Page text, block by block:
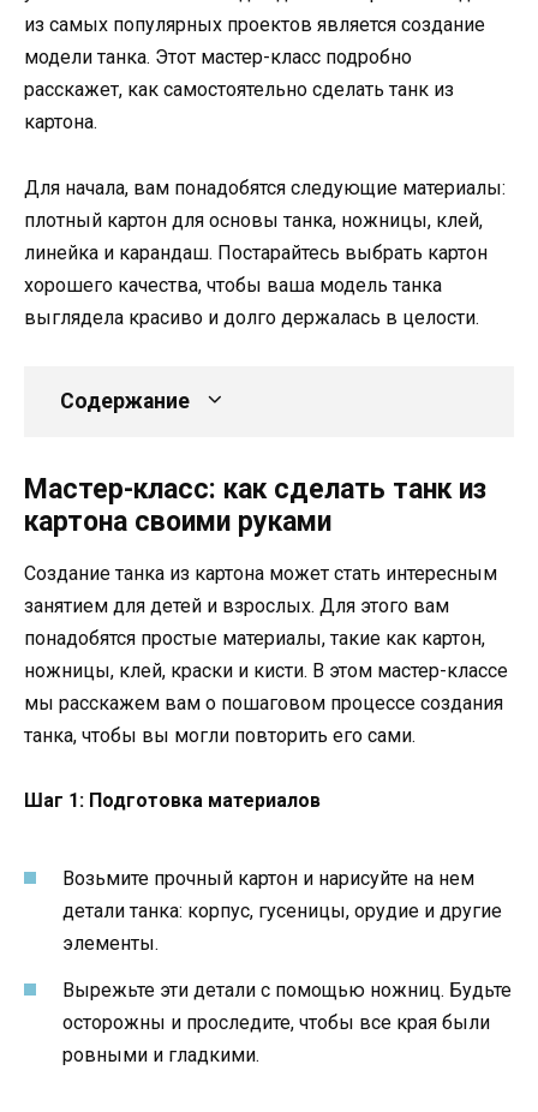
из самых популярных проектов является создание
модели танка. Этот мастер-класс подробно
расскажет, как самостоятельно сделать танк из
картона.
Для начала, вам понадобятся следующие материалы:
плотный картон для основы танка, ножницы, клей,
линейка и карандаш. Постарайтесь выбрать картон
хорошего качества, чтобы ваша модель танка
выглядела красиво и долго держалась в целости.
Содержание
Мастер-класс: как сделать танк из
картона своими руками
Создание танка из картона может стать интересным
занятием для детей и взрослых. Для этого вам
понадобятся простые материалы, такие как картон,
ножницы, клей, краски и кисти. В этом мастер-классе
мы расскажем вам о пошаговом процессе создания
танка, чтобы вы могли повторить его сами.
Шаг 1: Подготовка материалов
Возьмите прочный картон и нарисуйте на нем
детали танка: корпус, гусеницы, орудие и другие
элементы.
Вырежьте эти детали с помощью ножниц. Будьте
осторожны и проследите, чтобы все края были
ровными и гладкими.